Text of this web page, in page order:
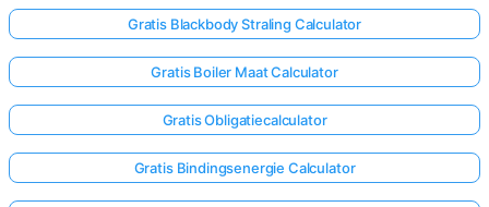
Gratis Blackbody Straling Calculator
Gratis Boiler Maat Calculator
Gratis Obligatiecalculator
Gratis Bindingsenergie Calculator